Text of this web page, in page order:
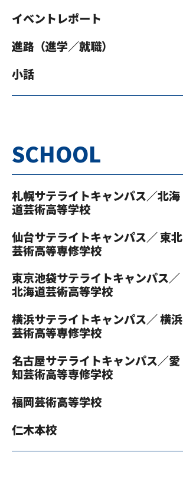
イベントレポート
進路（進学／就職）
小話
SCHOOL
札幌サテライトキャンパス／北海
道芸術高等学校
仙台サテライトキャンパス／ 東北
芸術高等専修学校
東京池袋サテライトキャンパス／
北海道芸術高等学校
横浜サテライトキャンパス／ 横浜
芸術高等専修学校
名古屋サテライトキャンパス／愛
知芸術高等専修学校
福岡芸術高等学校
仁木本校